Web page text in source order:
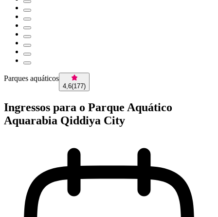
Parques aquáticos
4,6(177)
Ingressos para o Parque Aquático
Aquarabia Qiddiya City